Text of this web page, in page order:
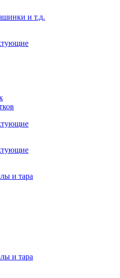
и т.д.
и тара
и тара